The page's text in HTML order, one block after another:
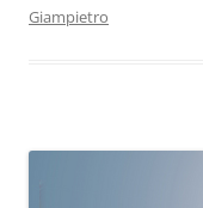
Giampietro